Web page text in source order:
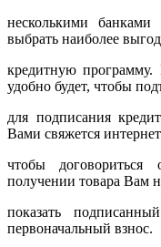
несколькими
выбрать наиболее
кредитную
удобно будет, чтобы
для подписания
Вами свяжется
чтобы
получении товара Вам
показать
первоначальный взнос.